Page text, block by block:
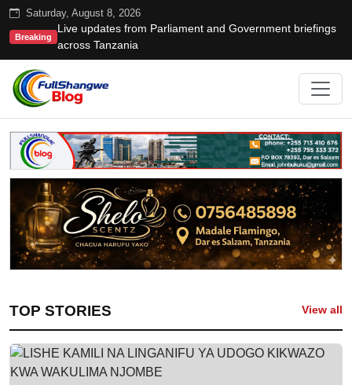
Saturday, August 8, 2026
Breaking
Live updates from Parliament and Government briefings
across Tanzania
TOP STORIES View all